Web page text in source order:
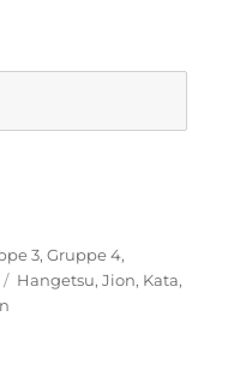
3,Gruppe 4,
Schlagwörter
Hangetsu,Jion, Kata,